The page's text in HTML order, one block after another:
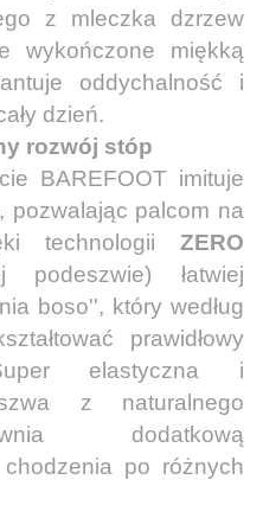
z mleczka dzrzew
wykończone miękką
oddychalność i
dzień.
rozwój stóp
BAREFOOT imituje
pozwalając palcom na
technologii ZERO
podeszwie) łatwiej
boso'', który według
prawidłowy
elastyczna i
z naturalnego
dodatkową
po różnych